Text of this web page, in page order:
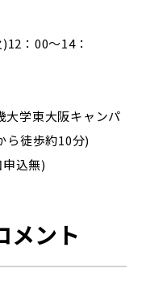
：00～14：
学東大阪キャンパ
ら徒歩約10分)
込無)
メント